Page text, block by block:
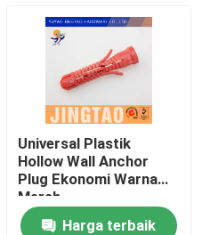
Universal Plastik
Hollow Wall Anchor
Plug Ekonomi Warna
Merah
Harga terbaik